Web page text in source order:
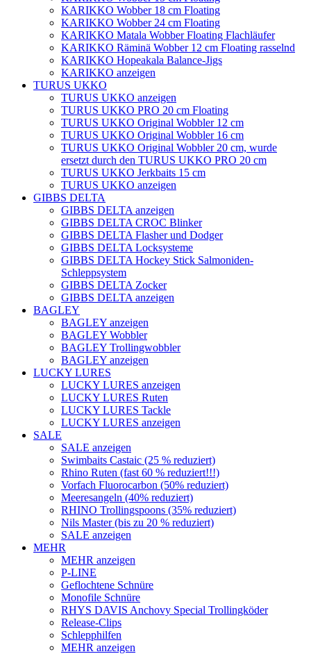
KARIKKO Wobber 18 cm Floating
KARIKKO Wobber 24 cm Floating
KARIKKO Matala Wobber Floating Flachläufer
KARIKKO Räminä Wobber 12 cm Floating rasselnd
KARIKKO Hopeakala Balance-Jigs
KARIKKO anzeigen
TURUS UKKO
TURUS UKKO anzeigen
TURUS UKKO PRO 20 cm Floating
TURUS UKKO Original Wobbler 12 cm
TURUS UKKO Original Wobbler 16 cm
TURUS UKKO Original Wobbler 20 cm, wurde
ersetzt durch den TURUS UKKO PRO 20 cm
TURUS UKKO Jerkbaits 15 cm
TURUS UKKO anzeigen
GIBBS DELTA
GIBBS DELTA anzeigen
GIBBS DELTA CROC Blinker
GIBBS DELTA Flasher und Dodger
GIBBS DELTA Locksysteme
GIBBS DELTA Hockey Stick Salmoniden-
Schleppsystem
GIBBS DELTA Zocker
GIBBS DELTA anzeigen
BAGLEY
BAGLEY anzeigen
BAGLEY Wobbler
BAGLEY Trollingwobbler
BAGLEY anzeigen
LUCKY LURES
LUCKY LURES anzeigen
LUCKY LURES Ruten
LUCKY LURES Tackle
LUCKY LURES anzeigen
SALE
SALE anzeigen
Swimbaits Castaic (25 % reduziert)
Rhino Ruten (fast 60 % reduziert!!!)
Vorfach Fluorocarbon (50% reduziert)
Meeresangeln (40% reduziert)
RHINO Trollingspoons (35% reduziert)
Nils Master (bis zu 20 % reduziert)
SALE anzeigen
MEHR
MEHR anzeigen
P-LINE
Geflochtene Schnüre
Monofile Schnüre
RHYS DAVIS Anchovy Special Trollingköder
Release-Clips
Schlepphilfen
MEHR anzeigen